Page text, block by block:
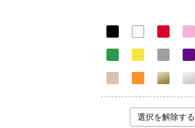
選択を解除する